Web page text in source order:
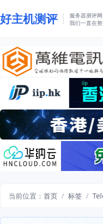
好主机测评
服务器测评网
我们一直在
当前位置： 首页 / 标签 /